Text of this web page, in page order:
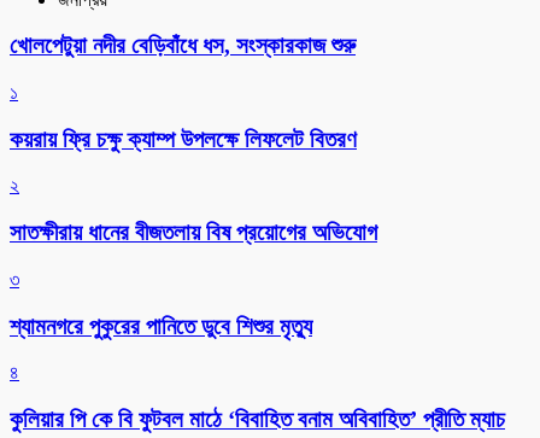
খোলপেটুয়া নদীর বেড়িবাঁধে ধস, সংস্কারকাজ শুরু
১
কয়রায় ফ্রি চক্ষু ক্যাম্প উপলক্ষে লিফলেট বিতরণ
২
সাতক্ষীরায় ধানের বীজতলায় বিষ প্রয়োগের অভিযোগ
৩
শ্যামনগরে পুকুরের পানিতে ডুবে শিশুর মৃত্যু
৪
কুলিয়ার পি কে বি ফুটবল মাঠে ‘বিবাহিত বনাম অবিবাহিত’ প্রীতি ম্যাচ